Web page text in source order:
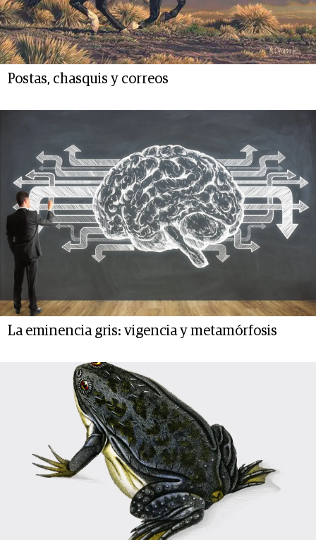
Postas, chasquis y correos
La eminencia gris: vigencia y metamórfosis